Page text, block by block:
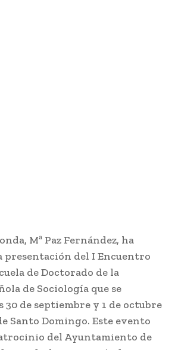
Mª Paz Fernández, ha
presentación del I Encuentro
de Doctorado de la
de Sociología que se
30 de septiembre y 1 de octubre
Santo Domingo. Este evento
del Ayuntamiento de